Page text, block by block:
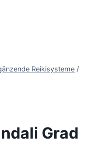
Reikisysteme /
Grad